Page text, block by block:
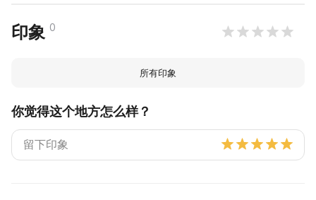
印象 0
所有印象
你觉得这个地方怎么样？